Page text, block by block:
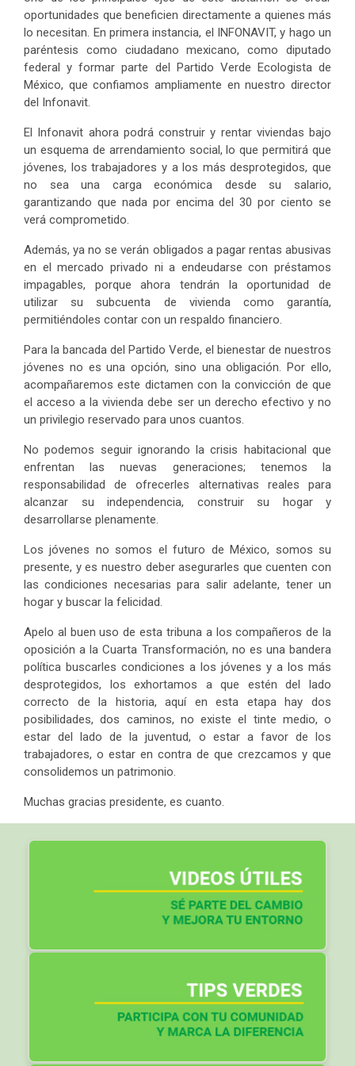
oportunidades que beneficien directamente a quienes más
lo necesitan. En primera instancia, el INFONAVIT, y hago un
paréntesis como ciudadano mexicano, como diputado
federal y formar parte del Partido Verde Ecologista de
México, que confiamos ampliamente en nuestro director
del Infonavit.
El Infonavit ahora podrá construir y rentar viviendas bajo
un esquema de arrendamiento social, lo que permitirá que
jóvenes, los trabajadores y a los más desprotegidos, que
no sea una carga económica desde su salario,
garantizando que nada por encima del 30 por ciento se
verá comprometido.
Además, ya no se verán obligados a pagar rentas abusivas
en el mercado privado ni a endeudarse con préstamos
impagables, porque ahora tendrán la oportunidad de
utilizar su subcuenta de vivienda como garantía,
permitiéndoles contar con un respaldo financiero.
Para la bancada del Partido Verde, el bienestar de nuestros
jóvenes no es una opción, sino una obligación. Por ello,
acompañaremos este dictamen con la convicción de que
el acceso a la vivienda debe ser un derecho efectivo y no
un privilegio reservado para unos cuantos.
No podemos seguir ignorando la crisis habitacional que
enfrentan las nuevas generaciones; tenemos la
responsabilidad de ofrecerles alternativas reales para
alcanzar su independencia, construir su hogar y
desarrollarse plenamente.
Los jóvenes no somos el futuro de México, somos su
presente, y es nuestro deber asegurarles que cuenten con
las condiciones necesarias para salir adelante, tener un
hogar y buscar la felicidad.
Apelo al buen uso de esta tribuna a los compañeros de la
oposición a la Cuarta Transformación, no es una bandera
política buscarles condiciones a los jóvenes y a los más
desprotegidos, los exhortamos a que estén del lado
correcto de la historia, aquí en esta etapa hay dos
posibilidades, dos caminos, no existe el tinte medio, o
estar del lado de la juventud, o estar a favor de los
trabajadores, o estar en contra de que crezcamos y que
consolidemos un patrimonio.
Muchas gracias presidente, es cuanto.